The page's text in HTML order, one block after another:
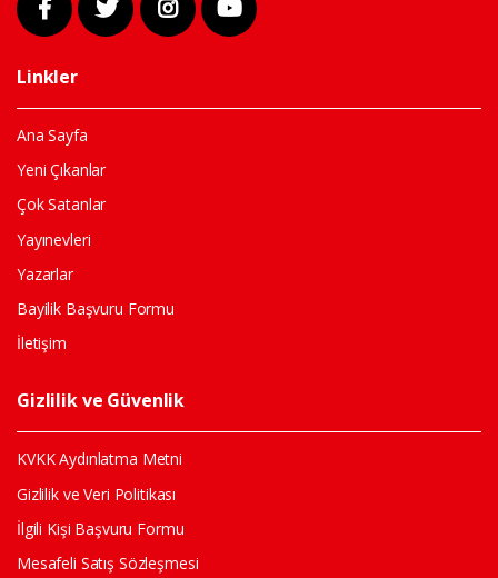
Linkler
Ana Sayfa
Yeni Çıkanlar
Çok Satanlar
Yayınevleri
Yazarlar
Bayilik Başvuru Formu
İletişim
Gizlilik ve Güvenlik
KVKK Aydınlatma Metni
Gizlilik ve Veri Politikası
İlgili Kişi Başvuru Formu
Mesafeli Satış Sözleşmesi